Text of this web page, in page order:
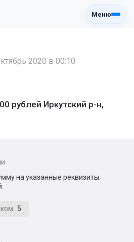
Меню
2020 в 00:10
рублей Иркутский р-н,
на указанные реквизиты.
5